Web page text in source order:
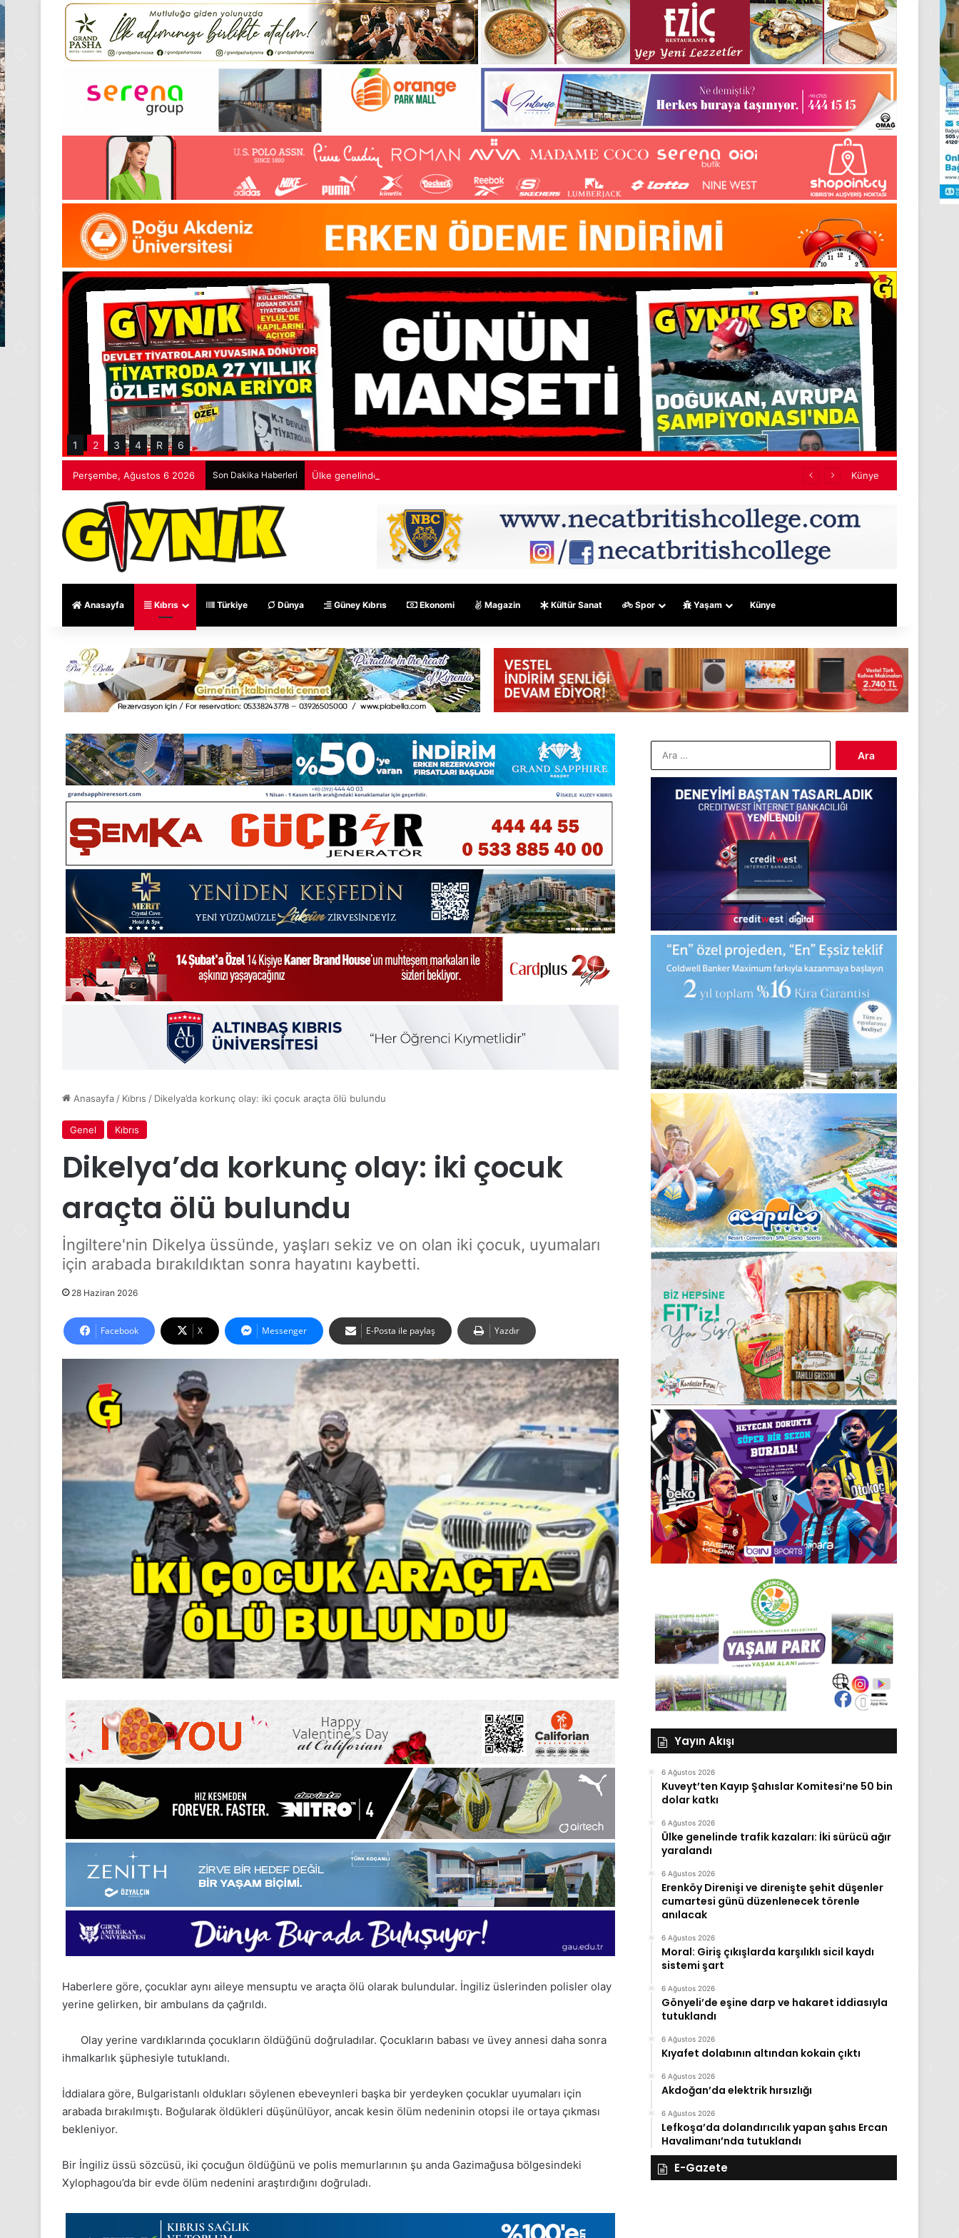
1 2 3 4 R 6
Perşembe, Ağustos 6 2026 Son Dakika Haberleri Ülke genelinde trafik kazaları: İki sürücü ağır yaralandı Künye
Anasayfa Kıbrıs Türkiye Dünya Güney Kıbrıs Ekonomi Magazin Kültür Sanat Spor Yaşam Künye
Anasayfa / Kıbrıs / Dikelya’da korkunç olay: iki çocuk araçta ölü bulundu
Genel Kıbrıs
Dikelya’da korkunç olay: iki çocuk
araçta ölü bulundu
İngiltere'nin Dikelya üssünde, yaşları sekiz ve on olan iki çocuk, uyumaları
için arabada bırakıldıktan sonra hayatını kaybetti.
28 Haziran 2026
Facebook X Messenger E-Posta ile paylaş Yazdır
Haberlere göre, çocuklar aynı aileye mensuptu ve araçta ölü olarak bulundular. İngiliz üslerinden polisler olay
yerine gelirken, bir ambulans da çağrıldı.
Olay yerine vardıklarında çocukların öldüğünü doğruladılar. Çocukların babası ve üvey annesi daha sonra
ihmalkarlık şüphesiyle tutuklandı.
İddialara göre, Bulgaristanlı oldukları söylenen ebeveynleri başka bir yerdeyken çocuklar uyumaları için
arabada bırakılmıştı. Boğularak öldükleri düşünülüyor, ancak kesin ölüm nedeninin otopsi ile ortaya çıkması
bekleniyor.
Bir İngiliz üssü sözcüsü, iki çocuğun öldüğünü ve polis memurlarının şu anda Gazimağusa bölgesindeki
Xylophagou’da bir evde ölüm nedenini araştırdığını doğruladı.
Yayın Akışı
6 Ağustos 2026
Kuveyt’ten Kayıp Şahıslar Komitesi’ne 50 bin
dolar katkı
6 Ağustos 2026
Ülke genelinde trafik kazaları: İki sürücü ağır
yaralandı
6 Ağustos 2026
Erenköy Direnişi ve direnişte şehit düşenler
cumartesi günü düzenlenecek törenle
anılacak
6 Ağustos 2026
Moral: Giriş çıkışlarda karşılıklı sicil kaydı
sistemi şart
6 Ağustos 2026
Gönyeli’de eşine darp ve hakaret iddiasıyla
tutuklandı
6 Ağustos 2026
Kıyafet dolabının altından kokain çıktı
6 Ağustos 2026
Akdoğan’da elektrik hırsızlığı
6 Ağustos 2026
Lefkoşa’da dolandırıcılık yapan şahıs Ercan
Havalimanı’nda tutuklandı
E-Gazete
Kasım
Pazartesi
Aralık